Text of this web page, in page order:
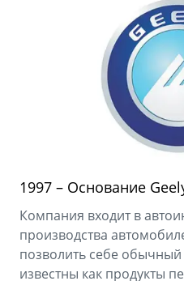
1997 – Основание
Компания входит в
производства
позволить себе
известны как продукты